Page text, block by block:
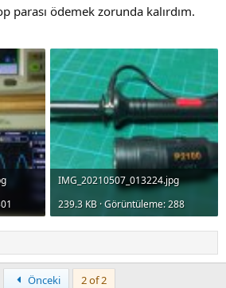
parası ödemek zorunda kalırdım.
IMG_20210507_013224.jpg
239.3 KB · Görüntüleme: 288
Önceki
2 of 2